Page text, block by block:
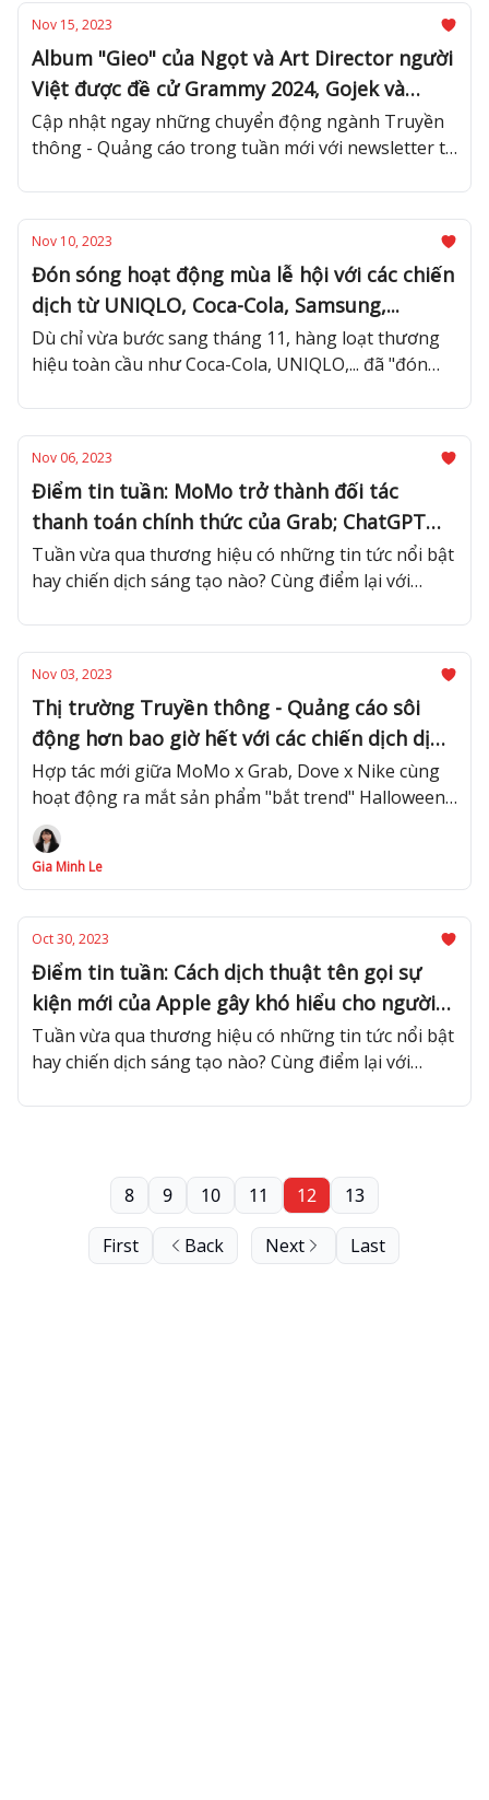
Nov 15, 2023
Album "Gieo" của Ngọt và Art Director người
Việt được đề cử Grammy 2024, Gojek và
ZaloPay chính thức công bố hợp tác: Cập
nhật ngay những tin tức mới nhất trong
Cập nhật ngay những chuyển động ngành Truyền
thông - Quảng cáo trong tuần mới với newsletter từ
Nov 10, 2023
Đón sóng hoạt động mùa lễ hội với các chiến
dịch từ UNIQLO, Coca-Cola, Samsung,...
Dù chỉ vừa bước sang tháng 11, hàng loạt thương
hiệu toàn cầu như Coca-Cola, UNIQLO,... đã "đón
các chiến dịch ý nghĩa.
Nov 06, 2023
Điểm tin tuần: MoMo trở thành đối tác
thanh toán chính thức của Grab; ChatGPT
cho phép người dùng đăng ký tài khoản
bằng số điện thoại Việt Nam
Tuần vừa qua thương hiệu có những tin tức nổi bật
hay chiến dịch sáng tạo nào? Cùng điểm lại với
Nov 03, 2023
Thị trường Truyền thông - Quảng cáo sôi
động hơn bao giờ hết với các chiến dịch dịp
Halloween và mùa lễ hội cuối năm
Hợp tác mới giữa MoMo x Grab, Dove x Nike cùng
hoạt động ra mắt sản phẩm "bắt trend" Halloween
của các thương hiệu báo hiệu mùa cuối năm sôi
động của thị trường Truyền thông - Quảng cáo
đang đến rất gần.
Gia Minh Le
Oct 30, 2023
Điểm tin tuần: Cách dịch thuật tên gọi sự
kiện mới của Apple gây khó hiểu cho người
đọc; Starbucks Việt Nam ra mắt mẫu túi
xách làm từ bao bì cà phê tái chế
Tuần vừa qua thương hiệu có những tin tức nổi bật
hay chiến dịch sáng tạo nào? Cùng điểm lại với
First Back
8 9 10 11 12 13
Next Last